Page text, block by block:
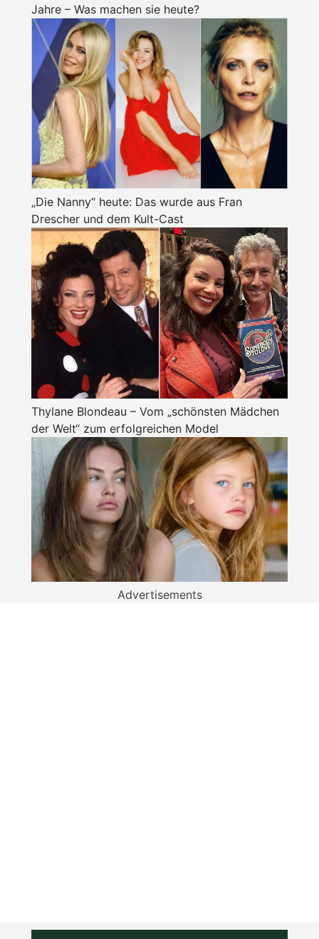
Jahre – Was machen sie heute?
„Die Nanny“ heute: Das wurde aus Fran
Drescher und dem Kult-Cast
Thylane Blondeau – Vom „schönsten Mädchen
der Welt“ zum erfolgreichen Model
Advertisements